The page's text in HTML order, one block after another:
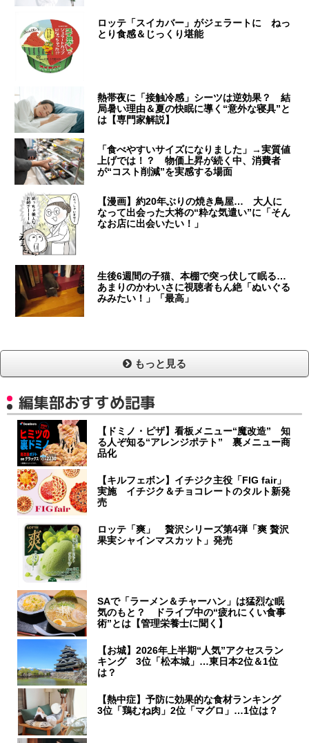
ロッテ「スイカバー」がジェラートに ねっ
とり食感＆じっくり堪能
熱帯夜に「接触冷感」シーツは逆効果？ 結
局暑い理由＆夏の快眠に導く“意外な寝具”と
は【専門家解説】
「食べやすいサイズになりました」→実質値
上げでは！？ 物価上昇が続く中、消費者
が“コスト削減”を実感する場面
【漫画】約20年ぶりの焼き鳥屋… 大人に
なって出会った大将の“粋な気遣い”に「そん
なお店に出会いたい！」
生後6週間の子猫、本棚で突っ伏して眠る…
あまりのかわいさに視聴者もん絶「ぬいぐる
みみたい！」「最高」
もっと見る
編集部おすすめ記事
【ドミノ・ピザ】看板メニュー“魔改造” 知
る人ぞ知る“アレンジポテト” 裏メニュー商
品化
【キルフェボン】イチジク主役「FIG fair」
実施 イチジク＆チョコレートのタルト新発
売
ロッテ「爽」 贅沢シリーズ第4弾「爽 贅沢
果実シャインマスカット」発売
SAで「ラーメン＆チャーハン」は猛烈な眠
気のもと？ ドライブ中の“疲れにくい食事
術”とは【管理栄養士に聞く】
【お城】2026年上半期“人気”アクセスラン
キング 3位「松本城」…東日本2位＆1位
は？
【熱中症】予防に効果的な食材ランキング
3位「鶏むね肉」2位「マグロ」…1位は？